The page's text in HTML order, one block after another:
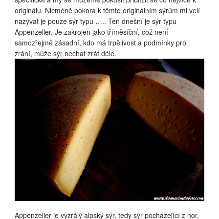
originálu. Nicméně pokora k těmto originálním sýrům mi velí
nazývat je pouze sýr typu ….. Ten dnešní je sýr typu
Appenzeller. Je zakrojen jako tříměsíční, což není
samozřejmě zásadní, kdo má trpělivost a podmínky pro
zrání, může sýr nechat zrát déle.
Appenzeller je vyzrálý alpský sýr, tedy sýr pocházející z hor,